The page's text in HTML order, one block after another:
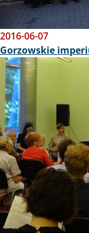
2016-06-07
Gorzowskie
Obraz